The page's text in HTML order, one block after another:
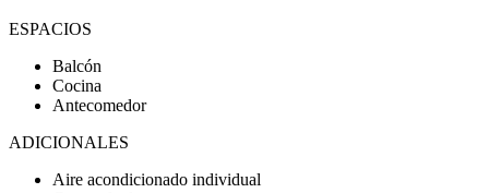
ESPACIOS
Balcón
Cocina
Antecomedor
ADICIONALES
Aire acondicionado individual